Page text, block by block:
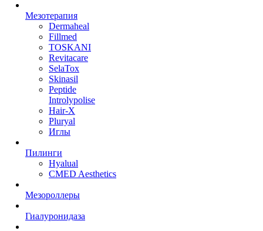
Мезотерапия
Dermaheal
Fillmed
TOSKANI
Revitacare
SelaTox
Skinasil
Peptide
Introlypolise
Hair-X
Pluryal
Иглы
Пилинги
Hyalual
CMED Aesthetics
Мезороллеры
Гиалуронидаза